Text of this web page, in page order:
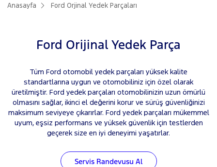
Anasayfa Ford Orjinal Yedek Parçaları
Ford Orijinal Yedek Parça
Tüm Ford otomobil yedek parçaları yüksek kalite
standartlarına uygun ve otomobiliniz için özel olarak
üretilmiştir. Ford yedek parçaları otomobilinizin uzun ömürlü
olmasını sağlar, ikinci el değerini korur ve sürüş güvenliğinizi
maksimum seviyeye çıkarırlar. Ford yedek parçaları mükemmel
uyum, eşsiz performans ve yüksek güvenlik için testlerden
geçerek size en iyi deneyimi yaşatırlar.
Servis Randevusu Al